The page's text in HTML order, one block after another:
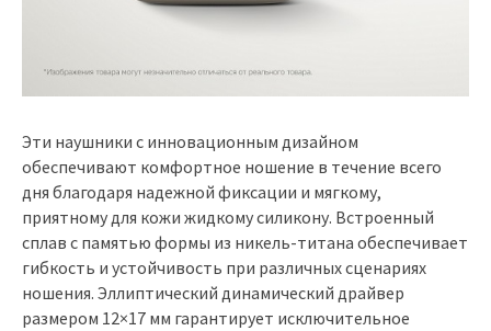
Эти наушники с инновационным дизайном
обеспечивают комфортное ношение в течение всего
дня благодаря надежной фиксации и мягкому,
приятному для кожи жидкому силикону. Встроенный
сплав с памятью формы из никель-титана обеспечивает
гибкость и устойчивость при различных сценариях
ношения. Эллиптический динамический драйвер
размером 12×17 мм гарантирует исключительное